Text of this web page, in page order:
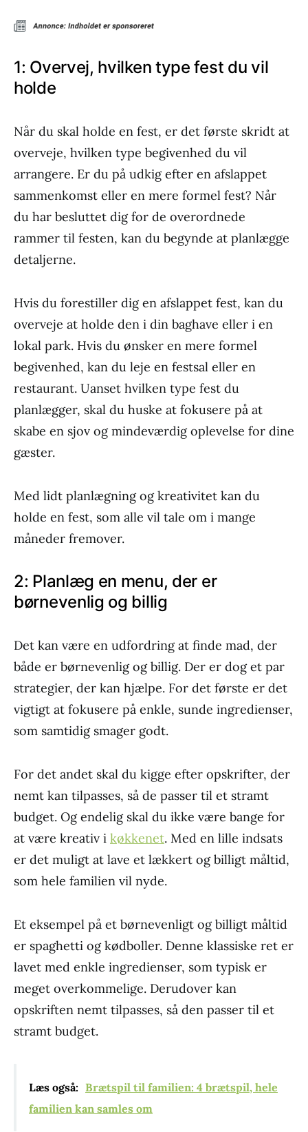
1: Overvej, hvilken type fest du vil
holde
Når du skal holde en fest, er det første skridt at
overveje, hvilken type begivenhed du vil
arrangere. Er du på udkig efter en afslappet
sammenkomst eller en mere formel fest? Når
du har besluttet dig for de overordnede
rammer til festen, kan du begynde at planlægge
detaljerne.
Hvis du forestiller dig en afslappet fest, kan du
overveje at holde den i din baghave eller i en
lokal park. Hvis du ønsker en mere formel
begivenhed, kan du leje en festsal eller en
restaurant. Uanset hvilken type fest du
planlægger, skal du huske at fokusere på at
skabe en sjov og mindeværdig oplevelse for dine
gæster.
Med lidt planlægning og kreativitet kan du
holde en fest, som alle vil tale om i mange
måneder fremover.
2: Planlæg en menu, der er
børnevenlig og billig
Det kan være en udfordring at finde mad, der
både er børnevenlig og billig. Der er dog et par
strategier, der kan hjælpe. For det første er det
vigtigt at fokusere på enkle, sunde ingredienser,
som samtidig smager godt.
For det andet skal du kigge efter opskrifter, der
nemt kan tilpasses, så de passer til et stramt
budget. Og endelig skal du ikke være bange for
at være kreativ i køkkenet. Med en lille indsats
er det muligt at lave et lækkert og billigt måltid,
som hele familien vil nyde.
Et eksempel på et børnevenligt og billigt måltid
er spaghetti og kødboller. Denne klassiske ret er
lavet med enkle ingredienser, som typisk er
meget overkommelige. Derudover kan
opskriften nemt tilpasses, så den passer til et
stramt budget.
Læs også: Brætspil til familien: 4 brætspil, hele
familien kan samles om